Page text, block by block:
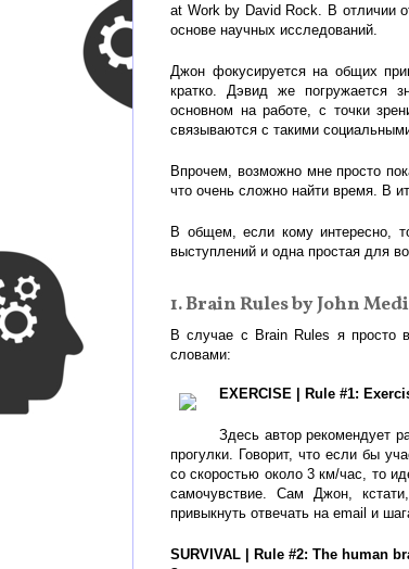
at Work by David Rock. В отличии
основе научных исследований.
Джон фокусируется на общих
кратко. Дэвид же погружается
основном на работе, с точки
связываются с такими
Впрочем, возможно мне просто
что очень сложно найти время. В
В общем, если кому интересно,
выступлений и одна простая для
1. Brain Rules by John
В случае с Brain Rules я просто
словами:
EXERCISE | Rule #1:
Здесь автор рекомендует
прогулки. Говорит, что если бы
со скоростью около 3 км/час, то
самочувствие. Сам Джон,
привыкнуть отвечать на email и
SURVIVAL | Rule #2: The human